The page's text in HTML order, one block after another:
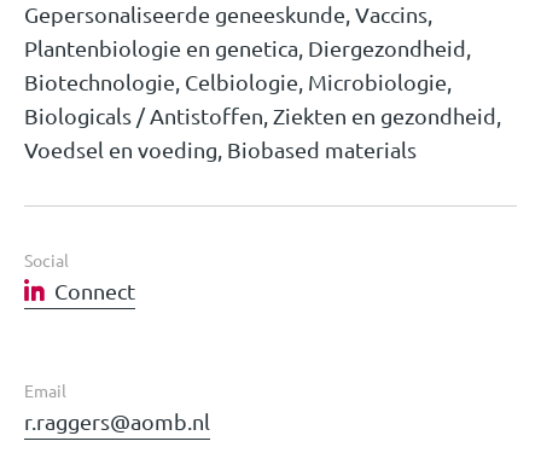
Gepersonaliseerde geneeskunde, Vaccins,
Plantenbiologie en genetica, Diergezondheid,
Biotechnologie, Celbiologie, Microbiologie,
Biologicals / Antistoffen, Ziekten en gezondheid,
Voedsel en voeding, Biobased materials
Social
Connect
Email
r.raggers@aomb.nl